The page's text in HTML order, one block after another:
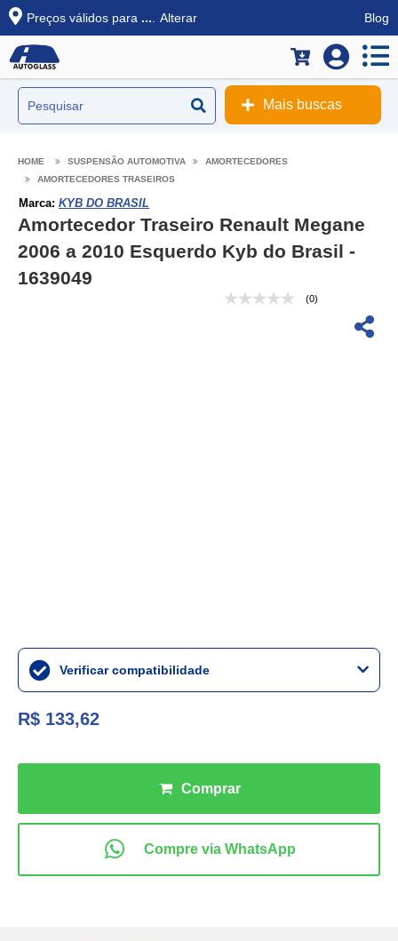
Preços válidos para ... Alterar Blog
Mais buscas
SUSPENSÃO AUTOMOTIVA
AMORTECEDORES
AMORTECEDORES TRASEIROS
Marca: KYB DO BRASIL
Amortecedor Traseiro Renault Megane
2006 a 2010 Esquerdo Kyb do Brasil -
1639049
(0)
Verificar compatibilidade
R$ 133,62